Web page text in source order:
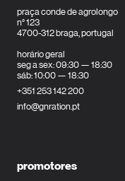
praça conde de agrolongo
n° 123
4700-312 braga, portugal
horário geral
seg a sex: 09:30 — 18:30
sáb: 10:00 — 18:30
+351 253 142 200
info@gnration.pt
promotores